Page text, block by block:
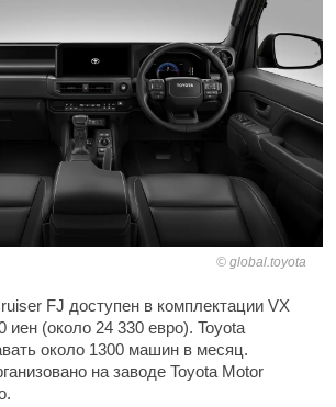
global.toyota
FJ доступен в комплектации VX
иен (около 24 330 евро). Toyota
около 1300 машин в месяц.
на заводе Toyota Motor